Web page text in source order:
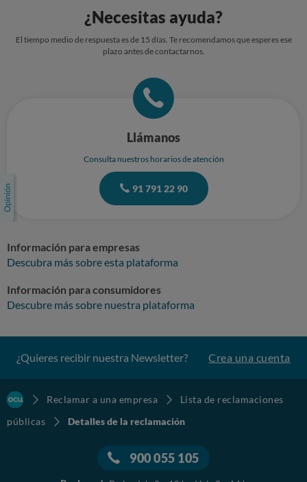
¿Necesitas ayuda?
El tiempo medio de respuesta es de 15 días. Te recomendamos que esperes ese
plazo antes de contactarnos.
Llámanos
Consulta nuestros horarios de atención
91 791 22 90
Información para empresas
Descubra más sobre esta plataforma
Información para consumidores
Descubre más sobre nuestra plataforma
¿Quieres recibir nuestra Newsletter? Crea una cuenta
Reclamar a una empresa
Lista de reclamaciones
públicas
Detalles de la reclamación
900 055 105